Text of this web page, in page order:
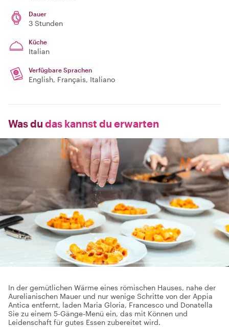
Dauer
3 Stunden
Küche
Italian
Verfügbare Sprachen
English, Français, Italiano
Was du das kannst du erwarten
In der gemütlichen Wärme eines römischen Hauses, nahe der
Aurelianischen Mauer und nur wenige Schritte von der Appia
Antica entfernt, laden Maria Gloria, Francesco und Donatella
Sie zu einem 5-Gänge-Menü ein, das mit Können und
Leidenschaft für gutes Essen zubereitet wird.